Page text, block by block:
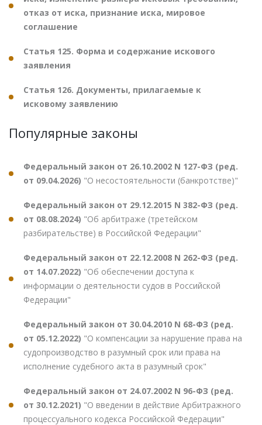
отказ от иска, признание иска, мировое
соглашение
Статья 125. Форма и содержание искового
заявления
Статья 126. Документы, прилагаемые к
исковому заявлению
Популярные законы
Федеральный закон от 26.10.2002 N 127-ФЗ (ред.
от 09.04.2026) "О несостоятельности (банкротстве)"
Федеральный закон от 29.12.2015 N 382-ФЗ (ред.
от 08.08.2024) "Об арбитраже (третейском
разбирательстве) в Российской Федерации"
Федеральный закон от 22.12.2008 N 262-ФЗ (ред.
от 14.07.2022) "Об обеспечении доступа к
информации о деятельности судов в Российской
Федерации"
Федеральный закон от 30.04.2010 N 68-ФЗ (ред.
от 05.12.2022) "О компенсации за нарушение права на
судопроизводство в разумный срок или права на
исполнение судебного акта в разумный срок"
Федеральный закон от 24.07.2002 N 96-ФЗ (ред.
от 30.12.2021) "О введении в действие Арбитражного
процессуального кодекса Российской Федерации"